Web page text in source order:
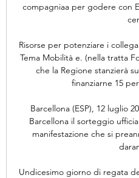
compagniaa per godere con
Risorse per potenziare i
Tema Mobilità e. (nella tratta
che la Regione stanzierà
finanziarne 15
Barcellona (ESP), 12 luglio
Barcellona il sorteggio
manifestazione che si
Undicesimo giorno di regata